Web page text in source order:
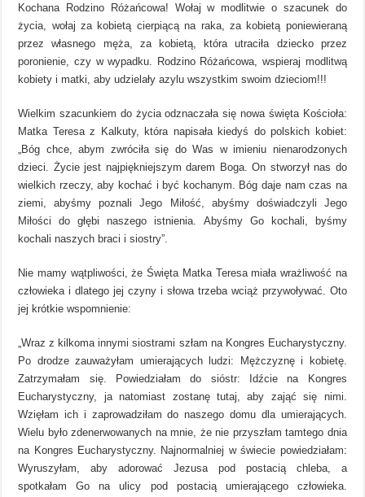
Kochana Rodzino Różańcowa! Wołaj w modlitwie o szacunek do
życia, wołaj za kobietą cierpiącą na raka, za kobietą poniewieraną
przez własnego męża, za kobietą, która utraciła dziecko przez
poronienie, czy w wypadku. Rodzino Różańcowa, wspieraj modlitwą
kobiety i matki, aby udzielały azylu wszystkim swoim dzieciom!!!
Wielkim szacunkiem do życia odznaczała się nowa święta Kościoła:
Matka Teresa z Kalkuty, która napisała kiedyś do polskich kobiet:
„Bóg chce, abym zwróciła się do Was w imieniu nienarodzonych
dzieci. Życie jest najpiękniejszym darem Boga. On stworzył nas do
wielkich rzeczy, aby kochać i być kochanym. Bóg daje nam czas na
ziemi, abyśmy poznali Jego Miłość, abyśmy doświadczyli Jego
Miłości do głębi naszego istnienia. Abyśmy Go kochali, byśmy
kochali naszych braci i siostry”.
Nie mamy wątpliwości, że Święta Matka Teresa miała wrażliwość na
człowieka i dlatego jej czyny i słowa trzeba wciąż przywoływać. Oto
jej krótkie wspomnienie:
„Wraz z kilkoma innymi siostrami szłam na Kongres Eucharystyczny.
Po drodze zauważyłam umierających ludzi: Mężczyznę i kobietę.
Zatrzymałam się. Powiedziałam do sióstr: Idźcie na Kongres
Eucharystyczny, ja natomiast zostanę tutaj, aby zająć się nimi.
Wzięłam ich i zaprowadziłam do naszego domu dla umierających.
Wielu było zdenerwowanych na mnie, że nie przyszłam tamtego dnia
na Kongres Eucharystyczny. Najnormalniej w świecie powiedziałam:
Wyruszyłam, aby adorować Jezusa pod postacią chleba, a
spotkałam Go na ulicy pod postacią umierającego człowieka.